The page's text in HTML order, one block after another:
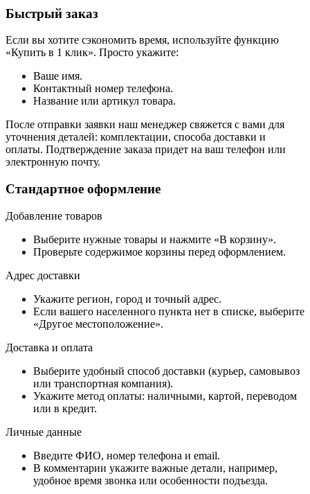
Быстрый заказ
Если вы хотите сэкономить время, используйте функцию
«Купить в 1 клик». Просто укажите:
Ваше имя.
Контактный номер телефона.
Название или артикул товара.
После отправки заявки наш менеджер свяжется с вами для
уточнения деталей: комплектации, способа доставки и
оплаты. Подтверждение заказа придет на ваш телефон или
электронную почту.
Стандартное оформление
Добавление товаров
Выберите нужные товары и нажмите «В корзину».
Проверьте содержимое корзины перед оформлением.
Адрес доставки
Укажите регион, город и точный адрес.
Если вашего населенного пункта нет в списке, выберите
«Другое местоположение».
Доставка и оплата
Выберите удобный способ доставки (курьер, самовывоз
или транспортная компания).
Укажите метод оплаты: наличными, картой, переводом
или в кредит.
Личные данные
Введите ФИО, номер телефона и email.
В комментарии укажите важные детали, например,
удобное время звонка или особенности подъезда.